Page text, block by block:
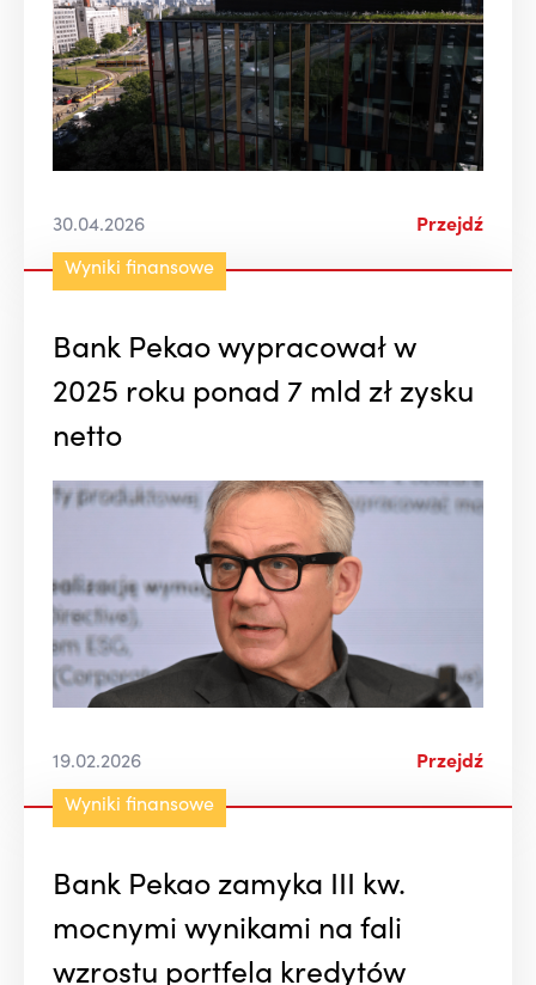
30.04.2026 Przejdź
Wyniki finansowe
Bank Pekao wypracował w
2025 roku ponad 7 mld zł zysku
netto
19.02.2026 Przejdź
Wyniki finansowe
Bank Pekao zamyka III kw.
mocnymi wynikami na fali
wzrostu portfela kredytów